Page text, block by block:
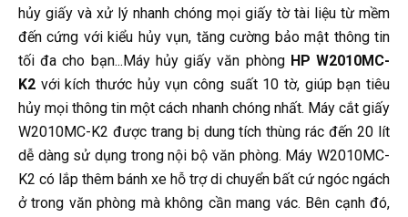
hủy giấy và xử lý nhanh chóng mọi giấy tờ tài liệu từ mềm
đến cứng với kiểu hủy vụn, tăng cường bảo mật thông tin
tối đa cho bạn...Máy hủy giấy văn phòng HP W2010MC-
K2 với kích thước hủy vụn công suất 10 tờ, giúp bạn tiêu
hủy mọi thông tin một cách nhanh chóng nhất. Máy cắt giấy
W2010MC-K2 được trang bị dung tích thùng rác đến 20 lít
dễ dàng sử dụng trong nội bộ văn phòng. Máy W2010MC-
K2 có lắp thêm bánh xe hỗ trợ di chuyển bất cứ ngóc ngách
ở trong văn phòng mà không cần mang vác. Bên cạnh đó,